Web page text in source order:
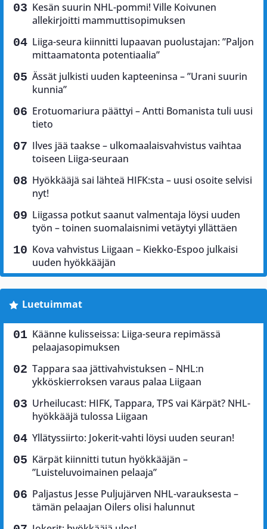
Kesän suurin NHL-pommi! Ville Koivunen
allekirjoitti mammuttisopimuksen
Liiga-seura kiinnitti lupaavan puolustajan: ”Paljon
mittaamatonta potentiaalia”
Ässät julkisti uuden kapteeninsa – ”Urani suurin
kunnia”
Erotuomariura päättyi – Antti Bomanista tuli uusi
tieto
Ilves jää taakse – ulkomaalaisvahvistus vaihtaa
toiseen Liiga-seuraan
Hyökkääjä sai lähteä HIFK:sta – uusi osoite selvisi
nyt!
Liigassa potkut saanut valmentaja löysi uuden
työn – toinen suomalaisnimi vetäytyi yllättäen
Kova vahvistus Liigaan – Kiekko-Espoo julkaisi
uuden hyökkääjän
Luetuimmat
Käänne kulisseissa: Liiga-seura repimässä
pelaajasopimuksen
Tappara saa jättivahvistuksen – NHL:n
ykköskierroksen varaus palaa Liigaan
Urheilucast: HIFK, Tappara, TPS vai Kärpät? NHL-
hyökkääjä tulossa Liigaan
Yllätyssiirto: Jokerit-vahti löysi uuden seuran!
Kärpät kiinnitti tutun hyökkääjän –
”Luisteluvoimainen pelaaja”
Paljastus Jesse Puljujärven NHL-varauksesta –
tämän pelaajan Oilers olisi halunnut